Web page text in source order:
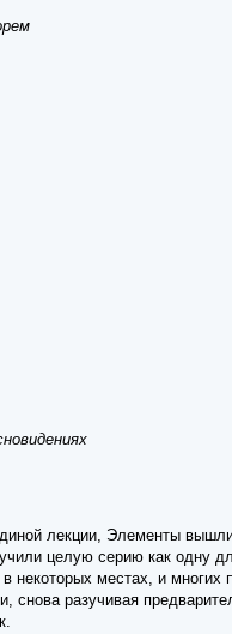
лекции, Элементы
целую серию как одну
некоторых местах, и
снова разучивая